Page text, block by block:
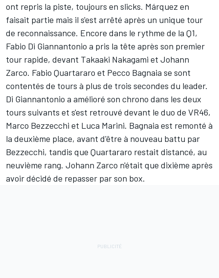
ont repris la piste, toujours en slicks. Márquez en
faisait partie mais il s'est arrêté après un unique tour
de reconnaissance. Encore dans le rythme de la Q1,
Fabio Di Giannantonio a pris la tête après son premier
tour rapide, devant Takaaki Nakagami et Johann
Zarco. Fabio Quartararo et Pecco Bagnaia se sont
contentés de tours à plus de trois secondes du leader.
Di Giannantonio a amélioré son chrono dans les deux
tours suivants et s'est retrouvé devant le duo de VR46,
Marco Bezzecchi et Luca Marini. Bagnaia est remonté à
la deuxième place, avant d'être à nouveau battu par
Bezzecchi, tandis que Quartararo restait distancé, au
neuvième rang. Johann Zarco n'était que dixième après
avoir décidé de repasser par son box.